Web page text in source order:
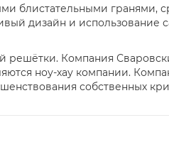
блистательными гранями,
дизайн и использование
решётки. Компания
ноу-хау компании.
собственных